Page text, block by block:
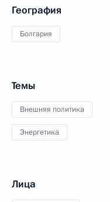
География
Болгария
Темы
Внешняя политика
Энергетика
Лица